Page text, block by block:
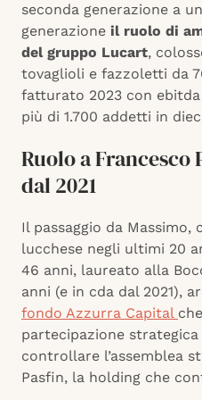
seconda generazione a
generazione il ruolo di
del gruppo Lucart,
tovaglioli e fazzoletti da
fatturato 2023 con
più di 1.700 addetti in
Ruolo a
dal 2021
Il passaggio da
lucchese negli ultimi 20
46 anni, laureato alla
anni (e in cda dal 2021),
fondo Azzurra Capital
partecipazione
controllare l’assemblea
Pasfin, la holding che